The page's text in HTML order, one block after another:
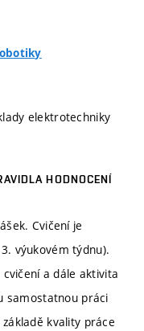
elektrotechniky
HODNOCENÍ
Cvičení je
výukovém týdnu).
a dále aktivita
samostatnou práci
kvality práce